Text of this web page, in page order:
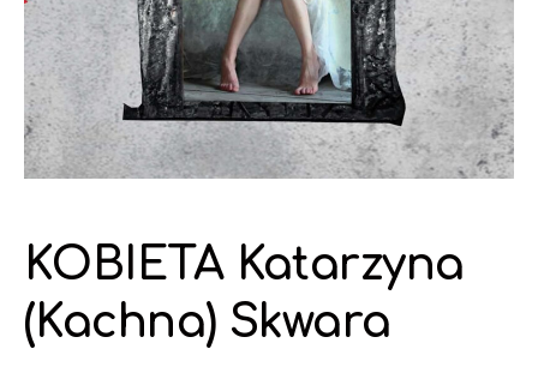
KOBIETA Katarzyna
(Kachna) Skwara